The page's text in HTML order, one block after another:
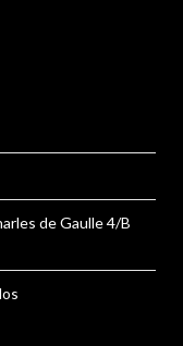
de Gaulle 4/B